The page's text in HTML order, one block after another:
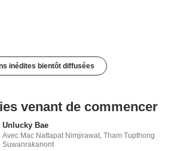
inédites bientôt diffusées
venant de commencer
Unlucky Bae
Avec Mac Nattapat Nimjirawat ,Tham Tupthong
Suwanrakanont